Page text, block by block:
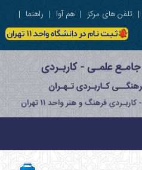
| تلفن های مرکز | هم آوا | راهنما |